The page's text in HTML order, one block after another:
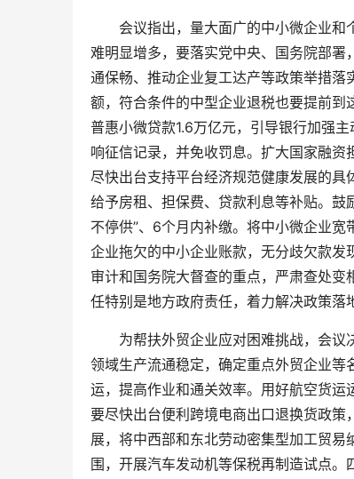
会议指出，量大面广的中小微企业和
难明显增多，要落实党中央、国务院部
通保畅、推动企业复工达产等政策举措
额，符合条件的中型企业退税也要提前
普惠小微贷款1.6万亿元，引导银行加强
响征信记录，并免收罚息。扩大国家融资
尽快出台支持平台经济规范健康发展的
给予房租、担保费、贷款利息等补贴。鼓
不停供”、6个月内补缴。将中小微企业
企业拖欠的中小企业账款，无分歧欠款
审计和国务院大督查的重点，严肃查处
任特别是地方政府责任，着力解决政策落
为帮扶外贸企业应对困难挑战，会议
领域生产流通稳定，确定重点外贸企业
运，提高作业和通关效率。用好航空货
要尽快出台便利跨境电商出口退换货政
展，将中西部和东北劳动密集型加工贸
围，开展汽车发动机等保税再制造试点。